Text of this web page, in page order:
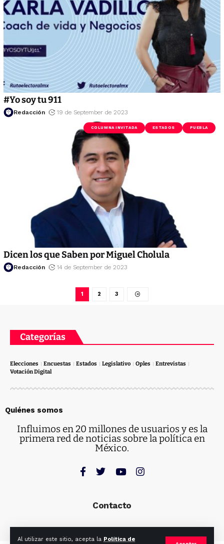
Al utilizar este sitio, acepta la Política de
#Yo soy tu 911
Redacción 19 de September de 2023
COLUMNA INVITADA ESTADOS PUEBLA
Dicen los que Saben por Miguel Cholula
Redacción 14 de September de 2023
1 2 3
Categorías
Elecciones Encuestas Estados Legislativo Oples
Entrevistas
Votación Digital
Quiénes somos
Influimos en 20 millones de usuarios y es la
primera red de noticias sobre la política en
México.
Contacto